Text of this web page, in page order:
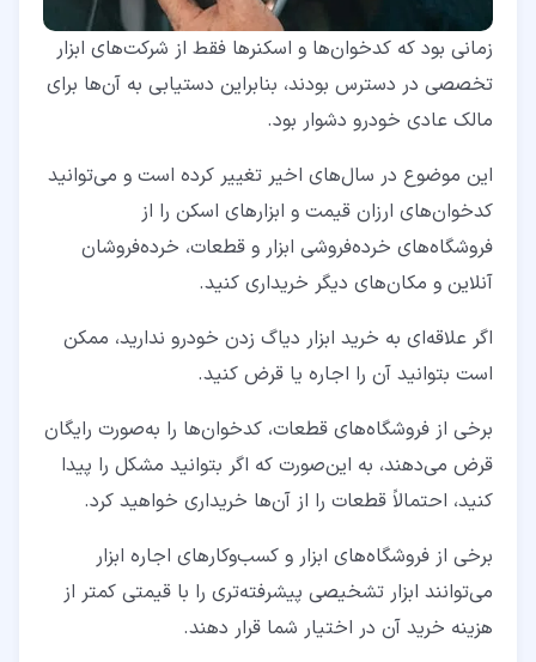
زمانی بود که کدخوان‌ها و اسکنرها فقط از شرکت‌های ابزار
تخصصی در دسترس بودند، بنابراین دستیابی به آن‌ها برای
مالک عادی خودرو دشوار بود.
این موضوع در سال‌های اخیر تغییر کرده است و می‌توانید
کدخوان‌های ارزان قیمت و ابزارهای اسکن را از
فروشگاه‌های خرده‌فروشی ابزار و قطعات، خرده‌فروشان
آنلاین و مکان‌های دیگر خریداری کنید.
اگر علاقه‌ای به خرید ابزار دیاگ زدن خودرو ندارید، ممکن
است بتوانید آن را اجاره یا قرض کنید.
برخی از فروشگاه‌های قطعات، کدخوان‌ها را به‌صورت رایگان
قرض می‌دهند، به این‌صورت که اگر بتوانید مشکل را پیدا
کنید، احتمالاً قطعات را از آن‌ها خریداری خواهید کرد.
برخی از فروشگاه‌های ابزار و کسب‌وکارهای اجاره ابزار
می‌توانند ابزار تشخیصی پیشرفته‌تری را با قیمتی کمتر از
هزینه خرید آن در اختیار شما قرار دهند.